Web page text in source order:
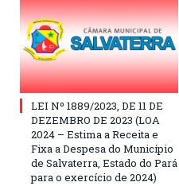
LEI Nº 1889/2023, DE 11 DE
DEZEMBRO DE 2023 (LOA
2024 – Estima a Receita e
Fixa a Despesa do Município
de Salvaterra, Estado do Pará
para o exercício de 2024)